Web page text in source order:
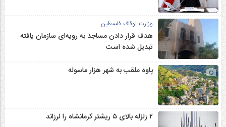
وزارت اوقاف فلسطین
هدف قرار دادن مساجد به رویه‌ای سازمان‌ یافته
تبدیل شده است
پاوه ملقب به شهر هزار ماسوله
۲ زلزله‌ بالای ۵ ریشتر کرمانشاه را لرزاند